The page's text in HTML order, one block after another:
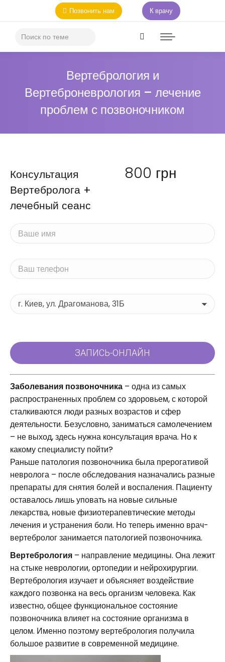
Позвонить нам К врачу
Вертебрология и
Вертеброневрология – лечение
проблем с позвоночником
Консультация
Вертебролога +
лечебный сеанс
800 грн
Заболевания позвоночника – одна из самых
распространенных проблем со здоровьем, с которой
сталкиваются люди разных возрастов и сфер
деятельности. Безусловно, заниматься самолечением
– не выход, здесь нужна консультация врача. Но к
какому специалисту пойти?
Раньше патология позвоночника была прерогативой
невролога – после обследования назначались разные
препараты для снятия болей и воспаления. Пациенту
оставалось лишь уповать на новые сильные
лекарства, новые физиотерапевтические методы
лечения и устранения боли. Но теперь именно врач-
вертебролог занимается патологией позвоночника.
Вертебрология – направление медицины. Она лежит
на стыке неврологии, ортопедии и нейрохирургии.
Вертебрология изучает и объясняет воздействие
каждого позвонка на весь организм человека. Как
известно, общее функциональное состояние
позвоночника влияет на состояние организма в
целом. Именно поэтому вертебрология получила
большое развитие в современной медицине.